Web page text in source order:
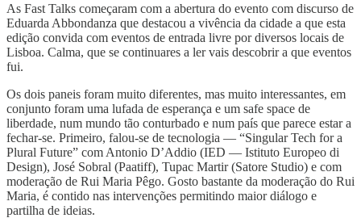
As Fast Talks começaram com a abertura do evento com discurso de
Eduarda Abbondanza que destacou a vivência da cidade a que esta
edição convida com eventos de entrada livre por diversos locais de
Lisboa. Calma, que se continuares a ler vais descobrir a que eventos
fui.
Os dois paneis foram muito diferentes, mas muito interessantes, em
conjunto foram uma lufada de esperança e um safe space de
liberdade, num mundo tão conturbado e num país que parece estar a
fechar-se. Primeiro, falou-se de tecnologia — “Singular Tech for a
Plural Future” com Antonio D’Addio (IED — Istituto Europeo di
Design), José Sobral (Paatiff), Tupac Martir (Satore Studio) e com
moderação de Rui Maria Pêgo. Gosto bastante da moderação do Rui
Maria, é contido nas intervenções permitindo maior diálogo e
partilha de ideias.